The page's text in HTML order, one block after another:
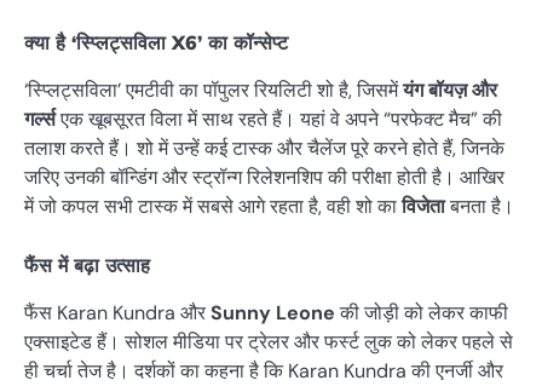
क्या है ‘स्प्लिट्सविला X6’ का कॉन्सेप्ट
‘स्प्लिट्सविला’ एमटीवी का पॉपुलर रियलिटी शो है, जिसमेंयंग बॉयज़ और
गर्ल्सएक खूबसूरत विला में साथ रहते हैं। यहां वे अपने “परफेक्ट मैच” की
तलाश करते हैं। शो में उन्हें कई टास्क और चैलेंज पूरे करने होते हैं, जिनके
जरिए उनकी बॉन्डिंग और स्ट्रॉन्ग रिलेशनशिप की परीक्षा होती है। आखिर
में जो कपल सभी टास्क में सबसे आगे रहता है, वही शो काविजेताबनता है।
फैंस में बढ़ा उत्साह
फैंस Karan Kundra औरSunny Leoneकी जोड़ी को लेकर काफी
एक्साइटेड हैं। सोशल मीडिया पर ट्रेलर और फर्स्ट लुक को लेकर पहले से
ही चर्चा तेज है। दर्शकों का कहना है कि Karan Kundra की एनर्जी और